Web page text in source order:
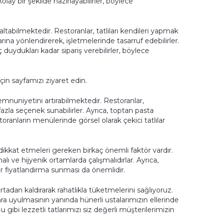
Restoranlar, tatlıları kendileri yapmak
yönlendirerek, işletmelerinde tasarruf edebilirler.
duydukları kadar sipariş verebilirler, böylece
sayfamızı ziyaret edin.
artırabilmektedir. Restoranlar,
seçenek sunabilirler. Ayrıca, toptan pasta
menülerinde görsel olarak çekici tatlılar
etmeleri gereken birkaç önemli faktör vardır.
ve hijyenik ortamlarda çalışmalıdırlar. Ayrıca,
fiyatlandırma sunması da önemlidir.
kaldırarak rahatlıkla tüketmelerini sağlıyoruz.
yanında hünerli ustalarımızın ellerinde
gibi lezzetli tatlarımızı siz değerli müşterilerimizin